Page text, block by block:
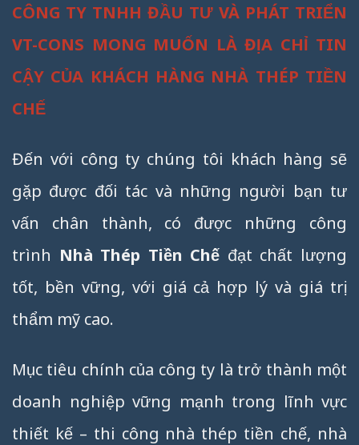
CÔNG TY TNHH ĐẦU TƯ VÀ PHÁT TRIỂN
VT-CONS MONG MUỐN LÀ ĐỊA CHỈ TIN
CẬY CỦA KHÁCH HÀNG NHÀ THÉP TIỀN
CHẾ
Đến với công ty chúng tôi khách hàng sẽ
gặp được đối tác và những người bạn tư
vấn chân thành, có được những công
trình Nhà Thép Tiền Chế đạt chất lượng
tốt, bền vững, với giá cả hợp lý và giá trị
thẩm mỹ cao.
Mục tiêu chính của công ty là trở thành một
doanh nghiệp vững mạnh trong lĩnh vực
thiết kế – thi công nhà thép tiền chế, nhà